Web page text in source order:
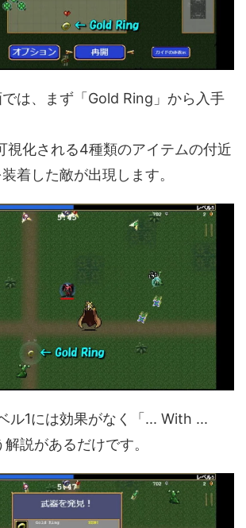
は、まず「Gold Ring」から入手
視化される4種類のアイテムの付近
着した敵が出現します。
ル1には効果がなく「... With ...
説があるだけです。